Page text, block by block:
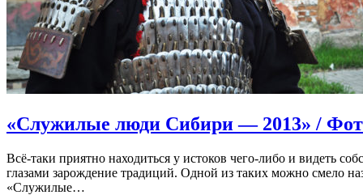
«Служилые люди Сибири — 2013» /
Всё-таки приятно находиться у истоков чего-либо и видеть
глазами зарождение традиций. Одной из таких можно смело
«Служилые…